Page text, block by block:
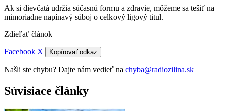
Ak si dievčatá udržia súčasnú formu a zdravie, môžeme sa tešiť na
mimoriadne napínavý súboj o celkový ligový titul.
Zdieľať článok
Facebook X Kopírovať odkaz
Našli ste chybu? Dajte nám vedieť na chyba@radiozilina.sk
Súvisiace články